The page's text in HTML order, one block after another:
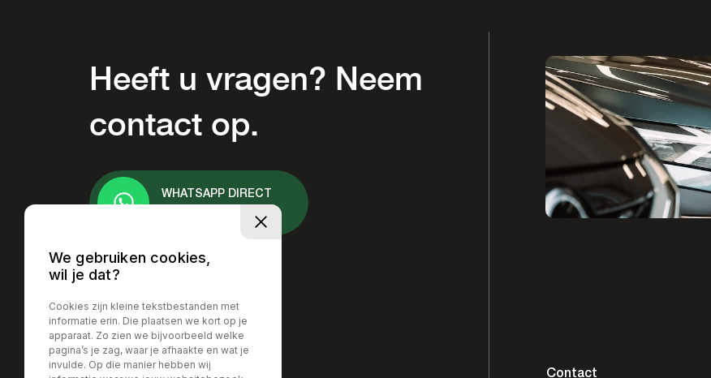
Heeft u vragen? Neem
contact op.
WHATSAPP DIRECT
Contact
We gebruiken cookies,
wil je dat?
Cookies zijn kleine tekstbestanden met
informatie erin. Die plaatsen we kort op je
apparaat. Zo zien we bijvoorbeeld welke
pagina’s je zag, waar je afhaakte en wat je
invulde. Op die manier hebben wij